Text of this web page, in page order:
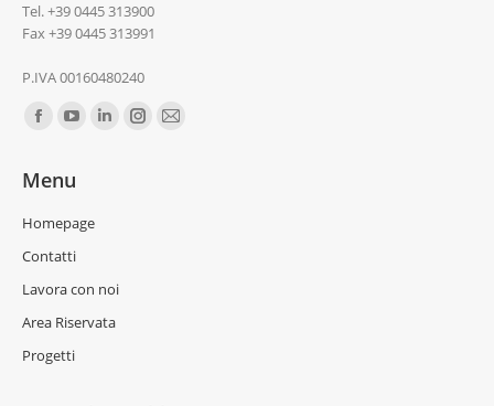
Tel. +39 0445 313900
Fax +39 0445 313991
P.IVA 00160480240
Ci puoi trovare su:
Menu
Homepage
Contatti
Lavora con noi
Area Riservata
Progetti